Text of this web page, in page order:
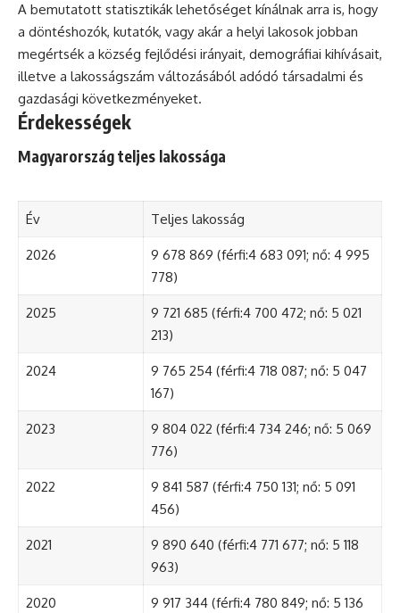
A bemutatott statisztikák lehetőséget kínálnak arra is, hogy
a döntéshozók, kutatók, vagy akár a helyi lakosok jobban
megértsék a község fejlődési irányait, demográfiai kihívásait,
illetve a lakosságszám változásából adódó társadalmi és
gazdasági következményeket.
Érdekességek
Magyarország teljes lakossága
Év Teljes lakosság
2026
9 678 869 (férfi:4 683 091; nő: 4 995
778)
2025
9 721 685 (férfi:4 700 472; nő: 5 021
213)
2024
9 765 254 (férfi:4 718 087; nő: 5 047
167)
2023
9 804 022 (férfi:4 734 246; nő: 5 069
776)
2022
9 841 587 (férfi:4 750 131; nő: 5 091
456)
2021
9 890 640 (férfi:4 771 677; nő: 5 118
963)
2020
9 917 344 (férfi:4 780 849; nő: 5 136